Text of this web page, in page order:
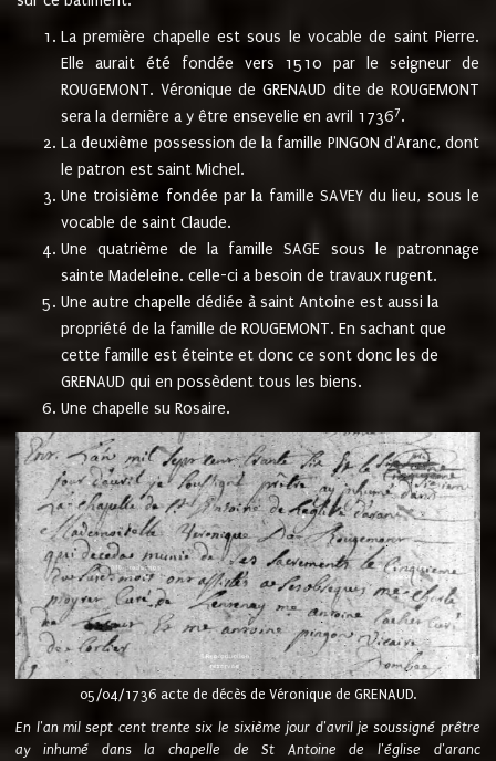
La première chapelle est sous le vocable de saint Pierre.
Elle aurait été fondée vers 1510 par le seigneur de
ROUGEMONT. Véronique de GRENAUD dite de ROUGEMONT
sera la dernière a y être ensevelie en avril 17367.
La deuxième possession de la famille PINGON d'Aranc, dont
le patron est saint Michel.
Une troisième fondée par la famille SAVEY du lieu, sous le
vocable de saint Claude.
Une quatrième de la famille SAGE sous le patronnage
sainte Madeleine. celle-ci a besoin de travaux rugent.
Une autre chapelle dédiée à saint Antoine est aussi la
propriété de la famille de ROUGEMONT. En sachant que
cette famille est éteinte et donc ce sont donc les de
GRENAUD qui en possèdent tous les biens.
Une chapelle su Rosaire.
05/04/1736 acte de décès de Véronique de GRENAUD.
En l'an mil sept cent trente six le sixième jour d'avril je soussigné prêtre
ay inhumé dans la chapelle de St Antoine de l'église d'aranc